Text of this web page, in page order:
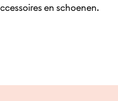
en schoenen.